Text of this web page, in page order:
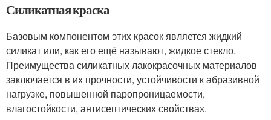
Силикатная краска
Базовым компонентом этих красок является жидкий
силикат или, как его ещё называют, жидкое стекло.
Преимущества силикатных лакокрасочных материалов
заключается в их прочности, устойчивости к абразивной
нагрузке, повышенной паропроницаемости,
влагостойкости, антисептических свойствах.